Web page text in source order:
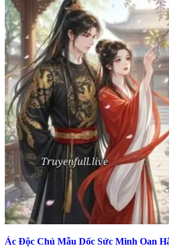
Ác Độc Chủ Mẫu Dốc Sức Minh Oan